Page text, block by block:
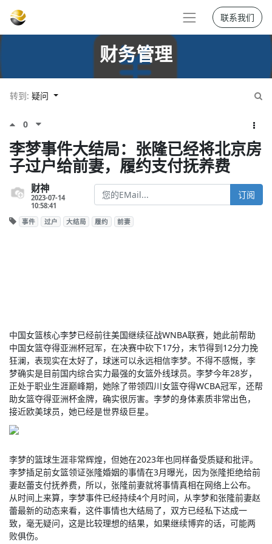
联系我们
财务管理
转到: 疑问
0
李梦事件大结局：张隆已经将北京房
子过户给前妻，履约支付抚养费
财神
2023-07-14
10:58:41
订阅
事件 过户 大结局 履约 前妻
中国女篮核心李梦已经前往美国继续征战WNBA联赛，她此前帮助
中国女篮夺得亚洲杯冠军，在决赛中砍下17分，末节得到12分力挽
狂澜，表现实在太好了，球迷可以永远相信李梦。不得不感慨，李
梦确实是目前国内综合实力最强的女篮外线球员。李梦今年28岁，
正处于职业生涯巅峰期，她除了带领四川女篮夺得WCBA冠军，还帮
助女篮夺得亚洲杯金牌，确实很厉害。李梦的身体素质非常出色，
接近欧美球员，她已经是世界级巨星。
李梦的篮球生涯非常辉煌，但她在2023年也同样备受质疑和批评。
李梦插足前女篮领证张隆婚姻的事情在3月曝光，因为张隆拒绝给前
妻赵蕾支付抚养费，所以，张隆前妻就将事情真相在网络上公布。
从时间上来算，李梦事件已经持续4个月时间，从李梦和张隆前妻赵
蕾最新的动态来看，这件事情也大结局了，双方已经私下达成一
致，毫无疑问，这是比较理想的结果，如果继续博弈的话，可能两
败俱伤。